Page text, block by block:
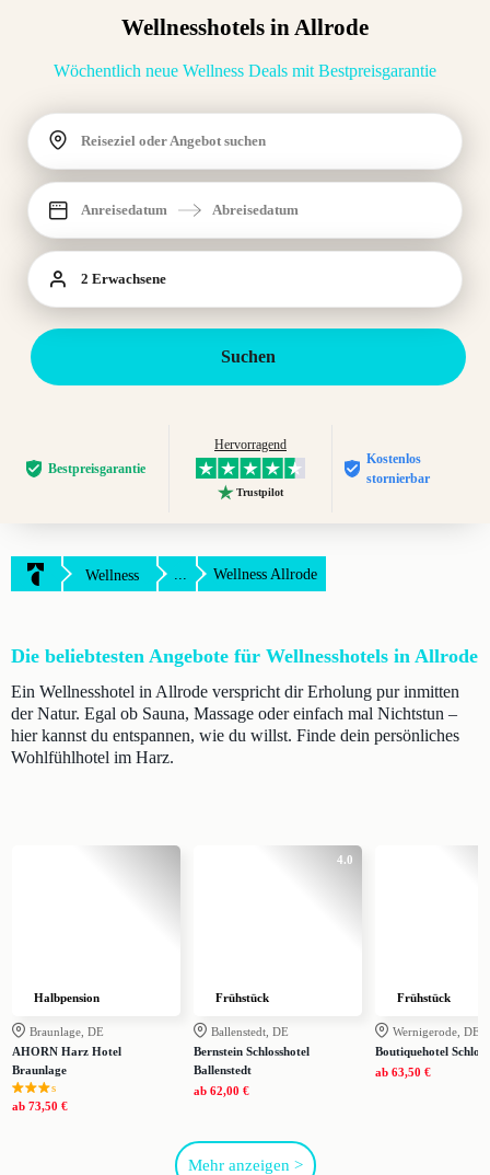
Wellnesshotels in Allrode
Wöchentlich neue Wellness Deals mit Bestpreisgarantie
Reiseziel oder Angebot suchen
Anreisedatum Abreisedatum
2 Erwachsene
Suchen
Bestpreis­garantie
Hervorragend
Trustpilot
Kostenlos
stornierbar
Wellness ... Wellness Allrode
Die beliebtesten Angebote für Wellnesshotels in Allrode
Ein Wellnesshotel in Allrode verspricht dir Erholung pur inmitten
der Natur. Egal ob Sauna, Massage oder einfach mal Nichtstun –
hier kannst du entspannen, wie du willst. Finde dein persönliches
Wohlfühlhotel im Harz.
Halbpension
Braunlage, DE
AHORN Harz Hotel
Braunlage
s
ab 73,50 €
4.0
Frühstück
Ballenstedt, DE
Bernstein Schlosshotel
Ballenstedt
ab 62,00 €
Frühstück
Wernigerode, DE
Boutiquehotel
ab 63,50 €
Mehr anzeigen >